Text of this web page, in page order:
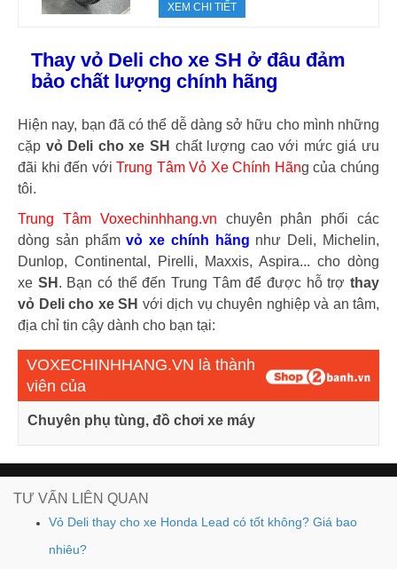
XEM CHI TIẾT
Thay vỏ Deli cho xe SH ở đâu đảm
bảo chất lượng chính hãng
Hiện nay, bạn đã có thể dễ dàng sở hữu cho mình những
cặp vỏ Deli cho xe SH chất lượng cao với mức giá ưu
đãi khi đến vớiTrung Tâm Vỏ Xe Chính Hãng của chúng
tôi.
Trung Tâm Voxechinhhang.vn chuyên phân phối các
dòng sản phẩmvỏ xe chính hãng như Deli, Michelin,
Dunlop, Continental, Pirelli, Maxxis, Aspira... cho dòng
xe SH . Bạn có thể đến Trung Tâm để được hỗ trợthay
vỏ Deli cho xe SH với dịch vụ chuyên nghiệp và an tâm,
địa chỉ tin cậy dành cho bạn tại:
VOXECHINHHANG.VN là thành
viên của
Chuyên phụ tùng, đồ chơi xe máy
TƯ VẤN LIÊN QUAN
Vỏ Deli thay cho xe Honda Lead có tốt không? Giá bao
nhiêu?